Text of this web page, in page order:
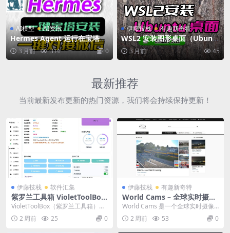
AI模型 AI资讯
Hermes Agent 运行在宝塔面
板上快速部署 – 10分钟开合即
用3 月前 314 0
伊藤技栈 有趣新奇特
WSL2 安装图形桌面（Ubunt
u 桌面）教程！一行命令搞
定！3 月前 45
最新推荐
当前最新发布更新的热门资源，我们将会持续保持更新！
伊藤技栈 软件汇集
紫罗兰工具箱 VioletToolBox
— Android 玩机神器，60+
VioletToolBox（紫罗兰工具箱）是
一款开源的 Android 玩机工具...
2 周前 25 0
伊藤技栈 有趣新奇特
World Cams – 全球实时摄像
头聚合网站，足不出户看遍世
World Cams 是一个全球实时摄像
头聚合网站，收录世界各地的实时
网络摄像头...
2 周前 53 0